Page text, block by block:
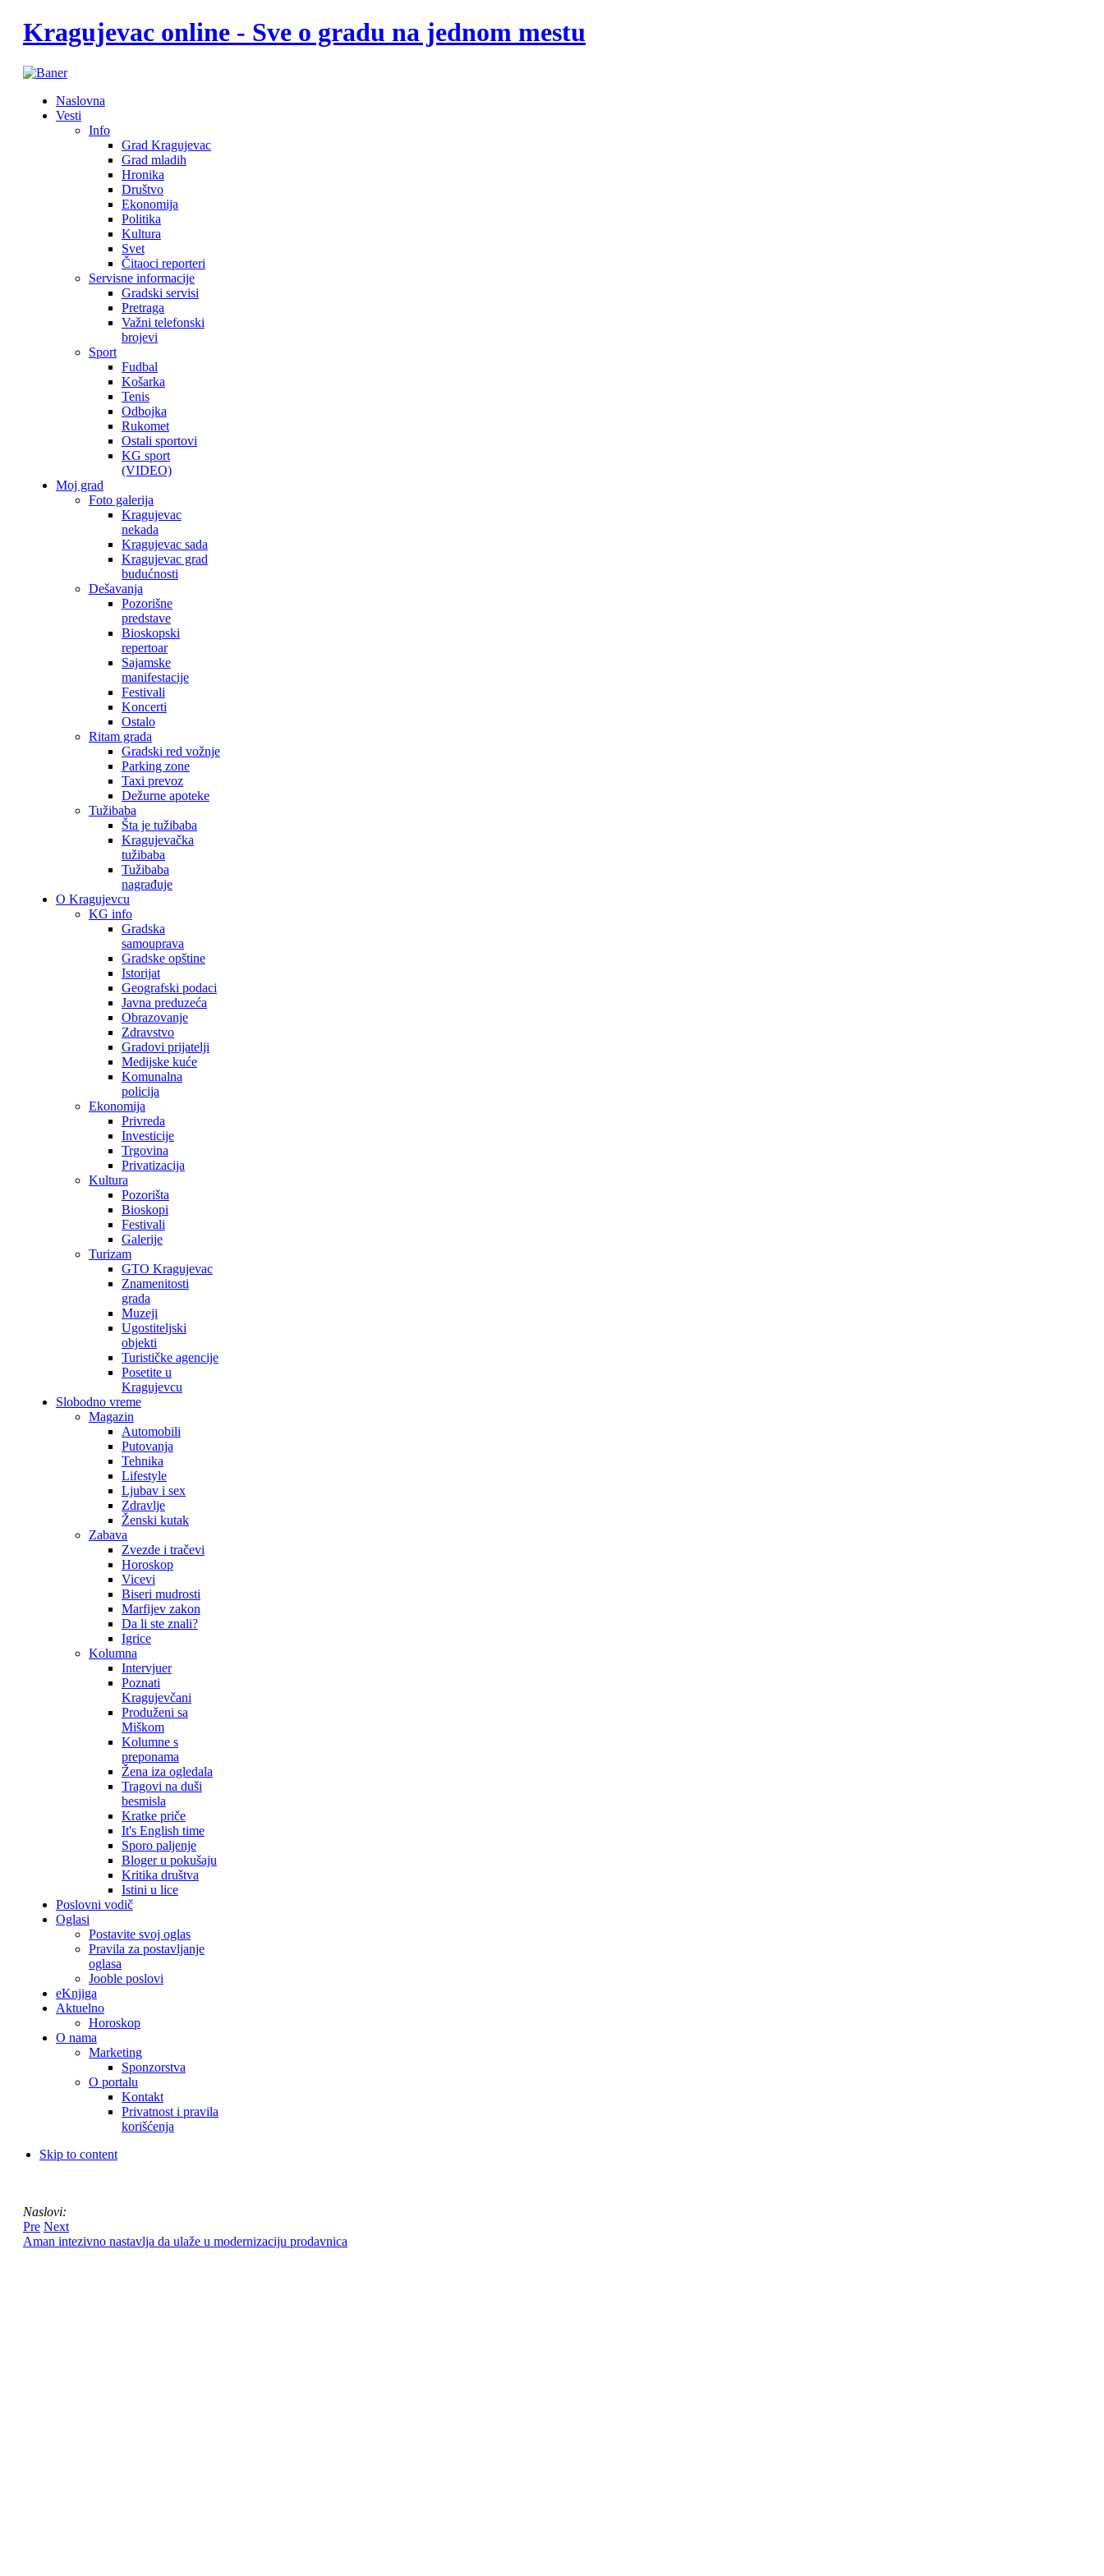
Kragujevac online - Sve o gradu na jednom mestu
Naslovna
Vesti
Info
Grad Kragujevac
Grad mladih
Hronika
Društvo
Ekonomija
Politika
Kultura
Svet
Čitaoci reporteri
Servisne informacije
Gradski servisi
Pretraga
Važni telefonski
brojevi
Sport
Fudbal
Košarka
Tenis
Odbojka
Rukomet
Ostali sportovi
KG sport
(VIDEO)
Moj grad
Foto galerija
Kragujevac
nekada
Kragujevac sada
Kragujevac grad
budućnosti
Dešavanja
Pozorišne
predstave
Bioskopski
repertoar
Sajamske
manifestacije
Festivali
Koncerti
Ostalo
Ritam grada
Gradski red vožnje
Parking zone
Taxi prevoz
Dežurne apoteke
Tužibaba
Šta je tužibaba
Kragujevačka
tužibaba
Tužibaba
nagrađuje
O Kragujevcu
KG info
Gradska
samouprava
Gradske opštine
Istorijat
Geografski podaci
Javna preduzeća
Obrazovanje
Zdravstvo
Gradovi prijatelji
Medijske kuće
Komunalna
policija
Ekonomija
Privreda
Investicije
Trgovina
Privatizacija
Kultura
Pozorišta
Bioskopi
Festivali
Galerije
Turizam
GTO Kragujevac
Znamenitosti
grada
Muzeji
Ugostiteljski
objekti
Turističke agencije
Posetite u
Kragujevcu
Slobodno vreme
Magazin
Automobili
Putovanja
Tehnika
Lifestyle
Ljubav i sex
Zdravlje
Ženski kutak
Zabava
Zvezde i tračevi
Horoskop
Vicevi
Biseri mudrosti
Marfijev zakon
Da li ste znali?
Igrice
Kolumna
Intervjuer
Poznati
Kragujevčani
Produženi sa
Miškom
Kolumne s
preponama
Žena iza ogledala
Tragovi na duši
besmisla
Kratke priče
It's English time
Sporo paljenje
Bloger u pokušaju
Kritika društva
Istini u lice
Poslovni vodič
Oglasi
Postavite svoj oglas
Pravila za postavljanje
oglasa
Jooble poslovi
eKnjiga
Aktuelno
Horoskop
O nama
Marketing
Sponzorstva
O portalu
Kontakt
Privatnost i pravila
korišćenja
Skip to content
Naslovi:
Pre Next
Aman intezivno nastavlja da ulaže u modernizaciju prodavnica